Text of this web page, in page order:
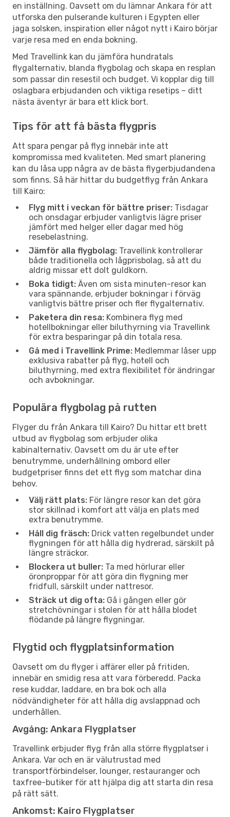
en inställning. Oavsett om du lämnar Ankara för att
utforska den pulserande kulturen i Egypten eller
jaga solsken, inspiration eller något nytt i Kairo börjar
varje resa med en enda bokning.
Med Travellink kan du jämföra hundratals
flygalternativ, blanda flygbolag och skapa en resplan
som passar din resestil och budget. Vi kopplar dig till
oslagbara erbjudanden och viktiga resetips – ditt
nästa äventyr är bara ett klick bort.
Tips för att få bästa flygpris
Att spara pengar på flyg innebär inte att
kompromissa med kvaliteten. Med smart planering
kan du låsa upp några av de bästa flygerbjudandena
som finns. Så här hittar du budgetflyg från Ankara
till Kairo:
Flyg mitt i veckan för bättre priser: Tisdagar
och onsdagar erbjuder vanligtvis lägre priser
jämfört med helger eller dagar med hög
resebelastning.
Jämför alla flygbolag: Travellink kontrollerar
både traditionella och lågprisbolag, så att du
aldrig missar ett dolt guldkorn.
Boka tidigt: Även om sista minuten-resor kan
vara spännande, erbjuder bokningar i förväg
vanligtvis bättre priser och fler flygalternativ.
Paketera din resa: Kombinera flyg med
hotellbokningar eller biluthyrning via Travellink
för extra besparingar på din totala resa.
Gå med i Travellink Prime: Medlemmar låser upp
exklusiva rabatter på flyg, hotell och
biluthyrning, med extra flexibilitet för ändringar
och avbokningar.
Populära flygbolag på rutten
Flyger du från Ankara till Kairo? Du hittar ett brett
utbud av flygbolag som erbjuder olika
kabinalternativ. Oavsett om du är ute efter
benutrymme, underhållning ombord eller
budgetpriser finns det ett flyg som matchar dina
behov.
Välj rätt plats: För längre resor kan det göra
stor skillnad i komfort att välja en plats med
extra benutrymme.
Håll dig fräsch: Drick vatten regelbundet under
flygningen för att hålla dig hydrerad, särskilt på
längre sträckor.
Blockera ut buller: Ta med hörlurar eller
öronproppar för att göra din flygning mer
fridfull, särskilt under nattresor.
Sträck ut dig ofta: Gå i gången eller gör
stretchövningar i stolen för att hålla blodet
flödande på längre flygningar.
Flygtid och flygplatsinformation
Oavsett om du flyger i affärer eller på fritiden,
innebär en smidig resa att vara förberedd. Packa
rese kuddar, laddare, en bra bok och alla
nödvändigheter för att hålla dig avslappnad och
underhållen.
Avgång: Ankara Flygplatser
Travellink erbjuder flyg från alla större flygplatser i
Ankara. Var och en är välutrustad med
transportförbindelser, lounger, restauranger och
taxfree-butiker för att hjälpa dig att starta din resa
på rätt sätt.
Ankomst: Kairo Flygplatser